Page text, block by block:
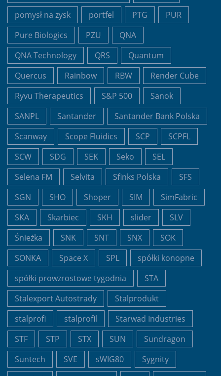
pomysł na zysk
portfel PTG
PUR
Pure Biologics
PZU
QNA
QNA Technology
QRS
Quantum
Quercus
Rainbow RBW
Render Cube
Ryvu Therapeutics
S&P 500
Sanok
SANPL
Santander
Santander Bank Polska
Scanway
Scope Fluidics SCP
SCPFL
SCW
SDG SEK Seko
SEL
Selena FM
Selvita Sfinks Polska
SFS
SGN
SHO Shoper SIM
SimFabric
SKA
Skarbiec SKH slider
SLV
Śnieżka
SNK SNT SNX
SOK
SONKA
Space X SPL
spółki konopne
spółki prowzrostowe tygodnia
STA
Stalexport Autostrady
Stalprodukt
stalprofi
stalprofil
Starwad Industries
STF
STP STX SUN
Sundragon
Suntech
SVE sWIG80
Sygnity